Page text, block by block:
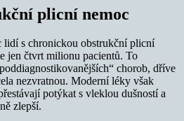
plicní nemoc
s chronickou obstrukční plicní
jen čtvrt milionu pacientů. To
chorob, dříve
nezvratnou. Moderní léky však
potýkat s vleklou dušností a
zlepší.